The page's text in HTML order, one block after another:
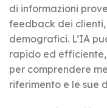
di informazioni
feedback dei
demografici. L’IA
rapido ed
per comprendere
riferimento e le sue